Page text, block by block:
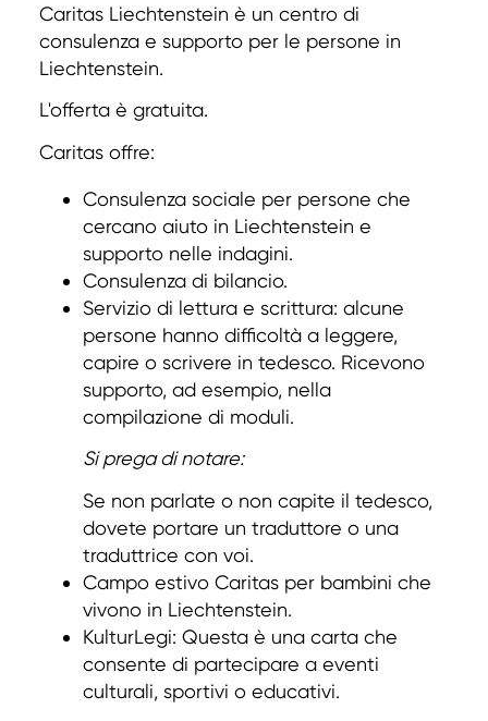
Caritas Liechtenstein è un centro di
consulenza e supporto per le persone in
Liechtenstein.
L'offerta è gratuita.
Caritas offre:
Consulenza sociale per persone che
cercano aiuto in Liechtenstein e
supporto nelle indagini.
Consulenza di bilancio.
Servizio di lettura e scrittura: alcune
persone hanno difficoltà a leggere,
capire o scrivere in tedesco. Ricevono
supporto, ad esempio, nella
compilazione di moduli.
Si prega di notare:
Se non parlate o non capite il tedesco,
dovete portare un traduttore o una
traduttrice con voi.
Campo estivo Caritas per bambini che
vivono in Liechtenstein.
KulturLegi: Questa è una carta che
consente di partecipare a eventi
culturali, sportivi o educativi.